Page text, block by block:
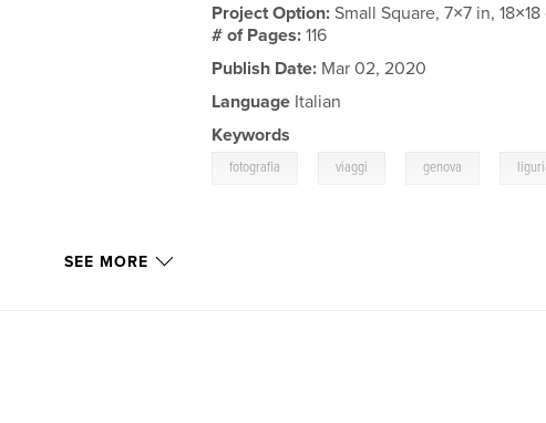
Project Option:Small Square, 7×7 in, 18×18
# of Pages:116
Publish Date: Mar 02, 2020
Language Italian
Keywords
fotografia viaggi genova
SEE MORE